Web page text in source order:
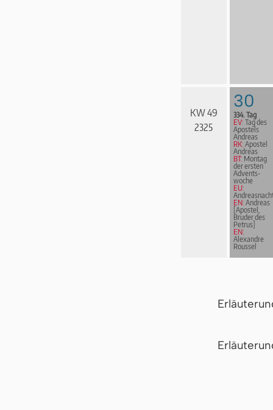
KW 49
2325
30
334. Tag
EV: Tag des
Apostels
Andreas
RK: Apostel
Andreas
BT: Montag
der ersten
Advents­
woche
EU:
EN: Andreas
[Apostel,
Bruder des
Petrus]
EN:
Alexandre
Roussel